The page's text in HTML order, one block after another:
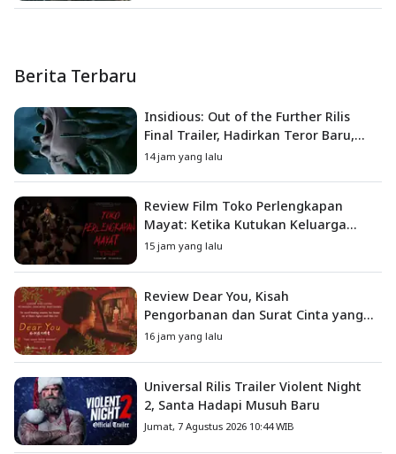
Berita Terbaru
Insidious: Out of the Further Rilis
Final Trailer, Hadirkan Teror Baru,
Iblis Kini Masuk ke Dunia Manusia
14 jam yang lalu
Review Film Toko Perlengkapan
Mayat: Ketika Kutukan Keluarga
Menjadi Sumber Teror yang
15 jam yang lalu
Review Dear You, Kisah
Pengorbanan dan Surat Cinta yang
Menyentuh Hati
16 jam yang lalu
Universal Rilis Trailer Violent Night
2, Santa Hadapi Musuh Baru
Jumat, 7 Agustus 2026 10:44 WIB